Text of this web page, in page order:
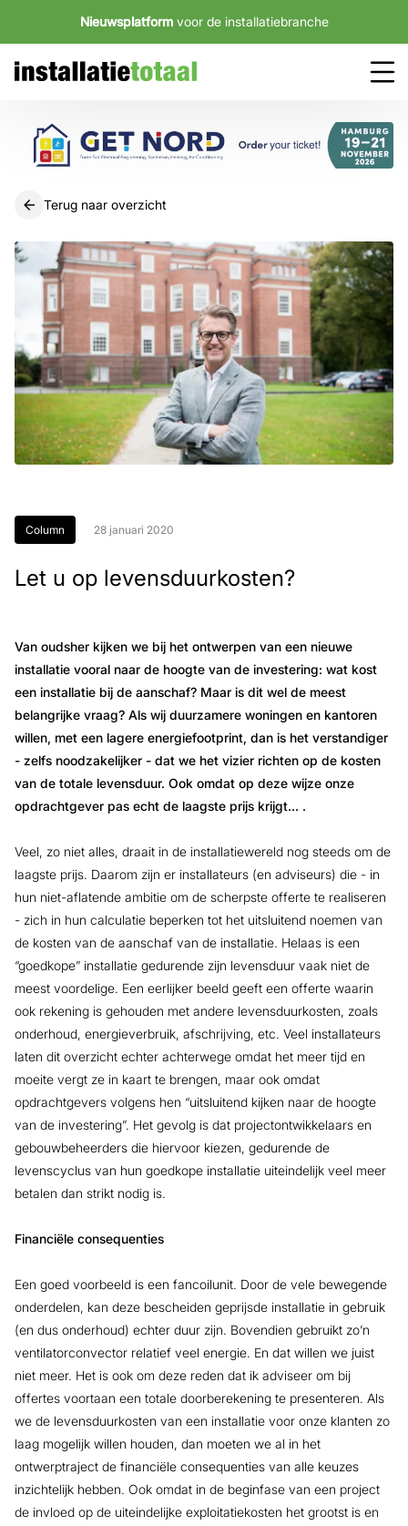
Nieuwsplatform voor de installatiebranche
Terug naar overzicht
Column 28 januari 2020
Let u op levensduurkosten?
Van oudsher kijken we bij het ontwerpen van een nieuwe
installatie vooral naar de hoogte van de investering: wat kost
een installatie bij de aanschaf? Maar is dit wel de meest
belangrijke vraag? Als wij duurzamere woningen en kantoren
willen, met een lagere energiefootprint, dan is het verstandiger
- zelfs noodzakelijker - dat we het vizier richten op de kosten
van de totale levensduur. Ook omdat op deze wijze onze
opdrachtgever pas echt de laagste prijs krijgt… .
Veel, zo niet alles, draait in de installatiewereld nog steeds om de
laagste prijs. Daarom zijn er installateurs (en adviseurs) die - in
hun niet-aflatende ambitie om de scherpste offerte te realiseren
- zich in hun calculatie beperken tot het uitsluitend noemen van
de kosten van de aanschaf van de installatie. Helaas is een
“goedkope” installatie gedurende zijn levensduur vaak niet de
meest voordelige. Een eerlijker beeld geeft een offerte waarin
ook rekening is gehouden met andere levensduurkosten, zoals
onderhoud, energieverbruik, afschrijving, etc. Veel installateurs
laten dit overzicht echter achterwege omdat het meer tijd en
moeite vergt ze in kaart te brengen, maar ook omdat
opdrachtgevers volgens hen “uitsluitend kijken naar de hoogte
van de investering”. Het gevolg is dat projectontwikkelaars en
gebouwbeheerders die hiervoor kiezen, gedurende de
levenscyclus van hun goedkope installatie uiteindelijk veel meer
betalen dan strikt nodig is.
Financiële consequenties
Een goed voorbeeld is een fancoilunit. Door de vele bewegende
onderdelen, kan deze bescheiden geprijsde installatie in gebruik
(en dus onderhoud) echter duur zijn. Bovendien gebruikt zo’n
ventilatorconvector relatief veel energie. En dat willen we juist
niet meer. Het is ook om deze reden dat ik adviseer om bij
offertes voortaan een totale doorberekening te presenteren. Als
we de levensduurkosten van een installatie voor onze klanten zo
laag mogelijk willen houden, dan moeten we al in het
ontwerptraject de financiële consequenties van alle keuzes
inzichtelijk hebben. Ook omdat in de beginfase van een project
de invloed op de uiteindelijke exploitatiekosten het grootst is en